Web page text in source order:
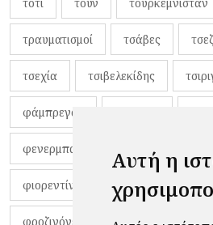
Αυτή η
τραυματισμοί τσάβες
τσεχία τσιβελεκίδης
φάμπρεγας
φενερμπαχτσέ φερνάντο τόρες
φιορεντίνα φιρμίνο
φροζινόνε φωκικός